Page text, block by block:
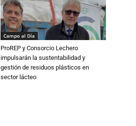
Campo al Día
ProREP y Consorcio Lechero
impulsarán la sustentabilidad y
gestión de residuos plásticos en
sector lácteo